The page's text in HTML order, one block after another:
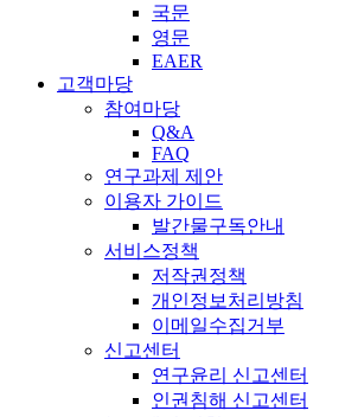
국문
영문
EAER
고객마당
참여마당
Q&A
FAQ
연구과제 제안
이용자 가이드
발간물구독안내
서비스정책
저작권정책
개인정보처리방침
이메일수집거부
신고센터
연구윤리 신고센터
인권침해 신고센터